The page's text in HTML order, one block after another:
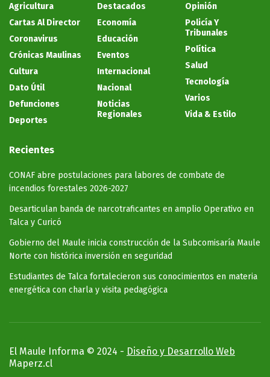
Agricultura
Cartas Al Director
Coronavirus
Crónicas Maulinas
Cultura
Dato Útil
Defunciones
Deportes
Destacados
Economía
Educación
Eventos
Internacional
Nacional
Noticias
Regionales
Opinión
Policía Y
Tribunales
Política
Salud
Tecnología
Varios
Vida & Estilo
Recientes
CONAF abre postulaciones para labores de combate de
incendios forestales 2026-2027
Desarticulan banda de narcotraficantes en amplio Operativo en
Talca y Curicó
Gobierno del Maule inicia construcción de la Subcomisaría Maule
Norte con histórica inversión en seguridad
Estudiantes de Talca fortalecieron sus conocimientos en materia
energética con charla y visita pedagógica
El Maule Informa © 2024 - Diseño y Desarrollo Web
Maperz.cl